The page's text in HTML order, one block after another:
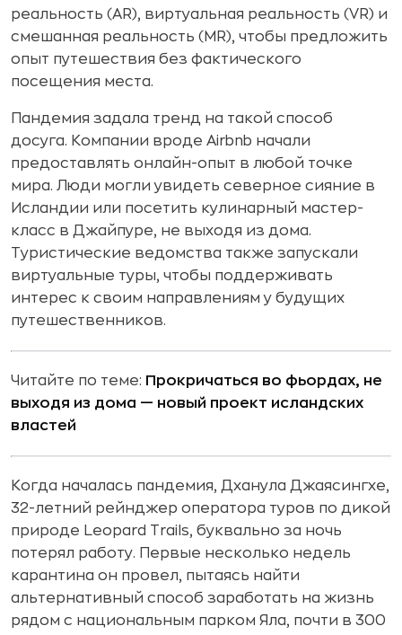
реальность (AR), виртуальная реальность (VR) и
смешанная реальность (MR), чтобы предложить
опыт путешествия без фактического
посещения места.
Пандемия задала тренд на такой способ
досуга. Компании вроде Airbnb начали
предоставлять онлайн-опыт в любой точке
мира. Люди могли увидеть северное сияние в
Исландии или посетить кулинарный мастер-
класс в Джайпуре, не выходя из дома.
Туристические ведомства также запускали
виртуальные туры, чтобы поддерживать
интерес к своим направлениям у будущих
путешественников.
Читайте по теме: Прокричаться во фьордах, не
выходя из дома — новый проект исландских
властей
Когда началась пандемия, Дханула Джаясингхе,
32-летний рейнджер оператора туров по дикой
природе Leopard Trails, буквально за ночь
потерял работу. Первые несколько недель
карантина он провел, пытаясь найти
альтернативный способ заработать на жизнь
рядом с национальным парком Яла, почти в 300